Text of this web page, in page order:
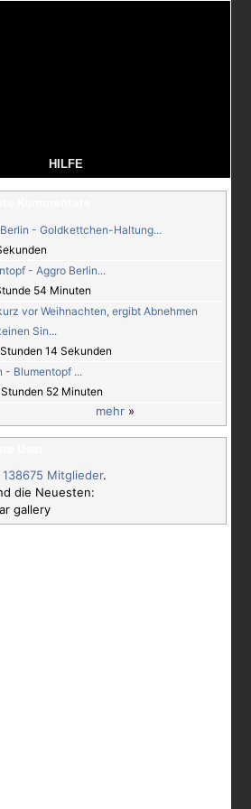
HILFE
- Goldkettchen-Haltung...
- Aggro Berlin...
54 Minuten
vor Weihnachten, ergibt Abnehmen
Sin...
14 Sekunden
- Blumentopf ...
52 Minuten
mehr »
138675 Mitglieder.
die Neuesten: